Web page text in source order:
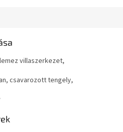
villaszerkezet,
csavarozott tengely,